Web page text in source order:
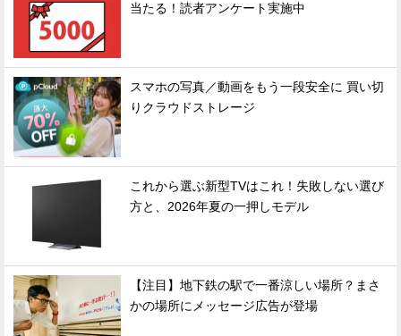
当たる！読者アンケート実施中
スマホの写真／動画をもう一段安全に 買い切
りクラウドストレージ
これから選ぶ新型TVはこれ！失敗しない選び
方と、2026年夏の一押しモデル
【注目】地下鉄の駅で一番涼しい場所？まさ
かの場所にメッセージ広告が登場